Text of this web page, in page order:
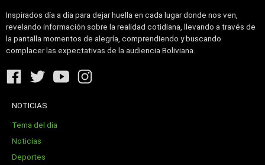
Inspirados día a día para dejar huella en cada lugar donde nos ven,
revelando información sobre la realidad cotidiana, llevando a través de
la pantalla momentos de alegría, comprendiendo y buscando
complacer las expectativas de la audiencia Boliviana.
NOTICIAS
Tema del día
Noticias
Deportes